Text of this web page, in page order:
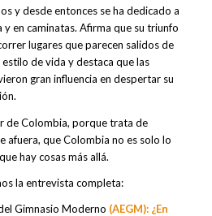
y desde entonces se ha dedicado a
en caminatas. Afirma que su triunfo
lugares que parecen salidos de
de vida y destaca que las
gran influencia en despertar su
de Colombia, porque trata de
afuera, que Colombia no es solo lo
hay cosas más allá.
la entrevista completa:
Gimnasio Moderno (AEGM): ¿En